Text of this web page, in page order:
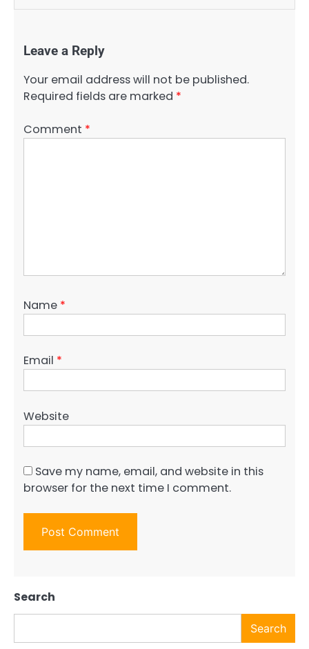
Leave a Reply
Your email address will not be published.
Required fields are marked *
Comment *
Name *
Email *
Website
Save my name, email, and website in this
browser for the next time I comment.
Search
Search